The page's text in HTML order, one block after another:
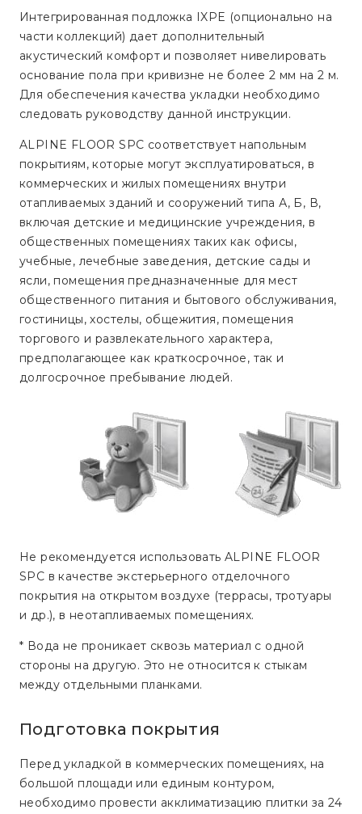
Интегрированная подложка IXPE (опционально на
части коллекций) дает дополнительный
акустический комфорт и позволяет нивелировать
основание пола при кривизне не более 2 мм на 2 м.
Для обеспечения качества укладки необходимо
следовать руководству данной инструкции.
ALPINE FLOOR SPC соответствует напольным
покрытиям, которые могут эксплуатироваться, в
коммерческих и жилых помещениях внутри
отапливаемых зданий и сооружений типа А, Б, В,
включая детские и медицинские учреждения, в
общественных помещениях таких как офисы,
учебные, лечебные заведения, детские сады и
ясли, помещения предназначенные для мест
общественного питания и бытового обслуживания,
гостиницы, хостелы, общежития, помещения
торгового и развлекательного характера,
предполагающее как краткосрочное, так и
долгосрочное пребывание людей.
Не рекомендуется использовать ALPINE FLOOR
SPC в качестве экстерьерного отделочного
покрытия на открытом воздухе (террасы, тротуары
и др.), в неотапливаемых помещениях.
* Вода не проникает сквозь материал с одной
стороны на другую. Это не относится к стыкам
между отдельными планками.
Подготовка покрытия
Перед укладкой в коммерческих помещениях, на
большой площади или единым контуром,
необходимо провести акклиматизацию плитки за 24